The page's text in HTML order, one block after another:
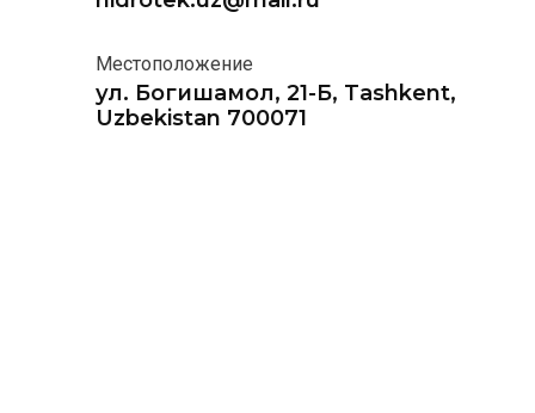
Местоположение
ул. Богишамол, 21-Б, Tashkent,
Uzbekistan 700071